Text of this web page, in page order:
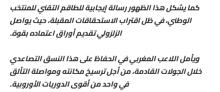
كما يشكل هذا الظهور رسالة إيجابية للطاقم التقني للمنتخب
الوطني، في ظل اقتراب الاستحقاقات المقبلة، حيث يواصل
الزلزولي تقديم أوراق اعتماده بقوة.
ويأمل اللاعب المغربي في الحفاظ على هذا النسق التصاعدي
خلال الجولات القادمة، من أجل ترسيخ مكانته ومواصلة التألق
في واحد من أقوى الدوريات الأوروبية.